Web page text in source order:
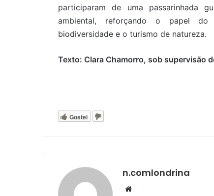
participaram de uma passarinhada
ambiental, reforçando o papel
biodiversidade e o turismo de natureza.
Texto: Clara Chamorro, sob supervisão
Gostei
n.comlondrina
Website